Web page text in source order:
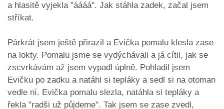
a hlasitě vyjekla "áááá". Jak stáhla zadek, začal jsem
stříkat.
Párkrát jsem ještě přirazil a Evička pomalu klesla zase
na lokty. Pomalu jsme se vydýchávali a já cítil, jak se
zscvrkávám až jsem vypadl úplně. Pohladil jsem
Evičku po zadku a natáhl si tepláky a sedl si na otoman
vedle ní. Evička pomalu slezla, natáhla si tepláky a
řekla "radši už půjdeme". Tak jsem se zase zvedl,